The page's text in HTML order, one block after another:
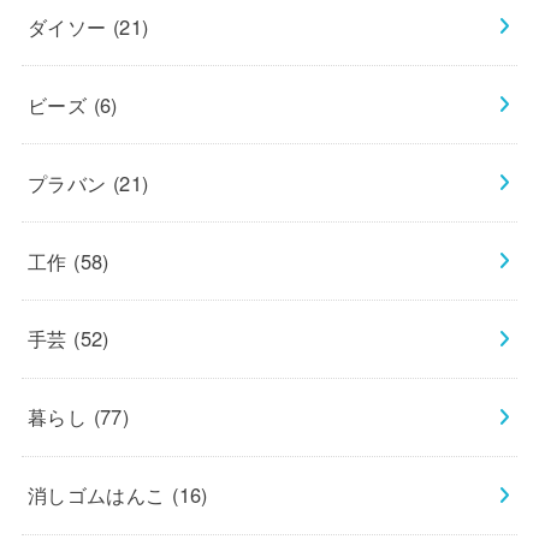
ダイソー (21)
ビーズ (6)
プラバン (21)
工作 (58)
手芸 (52)
暮らし (77)
消しゴムはんこ (16)